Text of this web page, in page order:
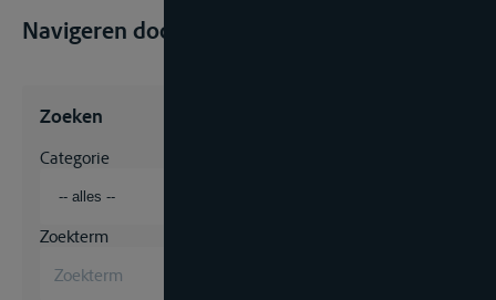
Navigeren door regelgeving? Start hier.
Zoeken
Categorie
Zoekterm